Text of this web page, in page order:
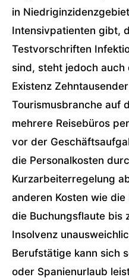
in
Intensivpatienten gibt,
Testvorschriften
sind, steht jedoch
Existenz
Tourismusbranche auf
mehrere Reisebüros
vor der
die Personalkosten
Kurzarbeiterregelung
anderen Kosten wie
die Buchungsflaute bis
Insolvenz
Berufstätige kann sich
oder Spanienurlaub